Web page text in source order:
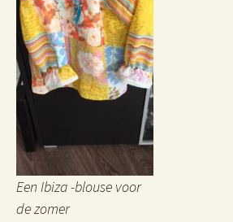
Een Ibiza -blouse voor
de zomer